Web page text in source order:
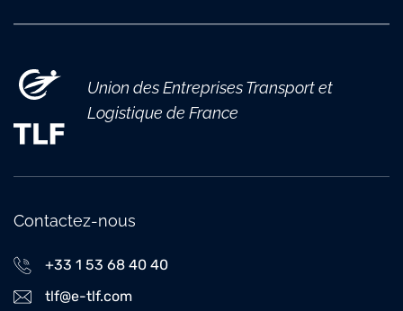
Union des Entreprises Transport et
Logistique de France
Contactez-nous
+33 1 53 68 40 40
tlf@e-tlf.com